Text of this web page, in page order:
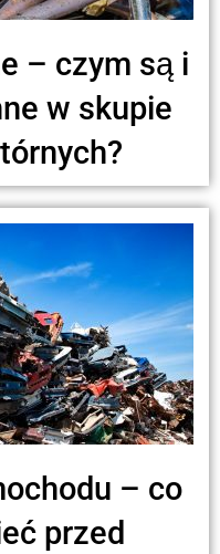
– czym są i
w skupie
– co
przed